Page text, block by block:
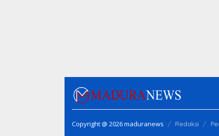
Copyright @ 2026 maduranews Redaksi